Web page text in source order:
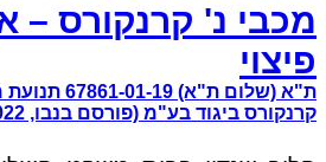
מכבי נ' קרנקורס –
פיצוי
ת"א (שלום
קרנקורס ביגוד בע"מ (פורסם בנבו, 3.7.2022)